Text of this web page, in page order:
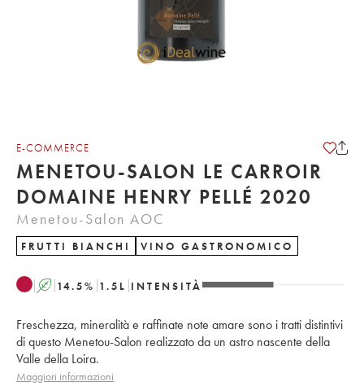
E-COMMERCE
MENETOU-SALON LE CARROIR
DOMAINE HENRY PELLÉ 2020
Menetou-Salon AOC
FRUTTI BIANCHI VINO GASTRONOMICO
A 14.5% 1.5 L INTENSITÀ
Freschezza, mineralità e raffinate note amare sono i tratti distintivi
di questo Menetou-Salon realizzato da un astro nascente della
Valle della Loira.
Maggiori informazioni